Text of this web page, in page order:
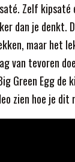
Zelf kipsaté
dan je denkt.
maar het
van tevoren
Green Egg de
zien hoe je